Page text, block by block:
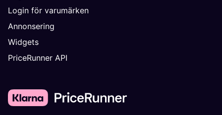
Login för varumärken
Annonsering
Widgets
PriceRunner API